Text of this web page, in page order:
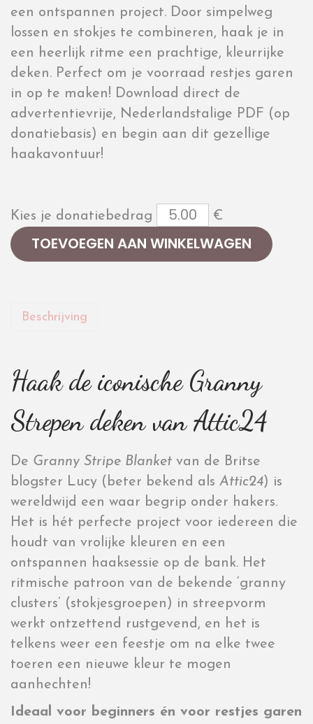
een ontspannen project. Door simpelweg
lossen en stokjes te combineren, haak je in
een heerlijk ritme een prachtige, kleurrijke
deken. Perfect om je voorraad restjes garen
in op te maken! Download direct de
advertentievrije, Nederlandstalige PDF (op
donatiebasis) en begin aan dit gezellige
haakavontuur!
Kies je donatiebedrag €
TOEVOEGEN AAN WINKELWAGEN
Beschrijving
Haak de iconische Granny
Strepen deken van Attic24
De Granny Stripe Blanket van de Britse
blogster Lucy (beter bekend als Attic24) is
wereldwijd een waar begrip onder hakers.
Het is hét perfecte project voor iedereen die
houdt van vrolijke kleuren en een
ontspannen haaksessie op de bank. Het
ritmische patroon van de bekende ‘granny
clusters’ (stokjesgroepen) in streepvorm
werkt ontzettend rustgevend, en het is
telkens weer een feestje om na elke twee
toeren een nieuwe kleur te mogen
aanhechten!
Ideaal voor beginners én voor restjes garen